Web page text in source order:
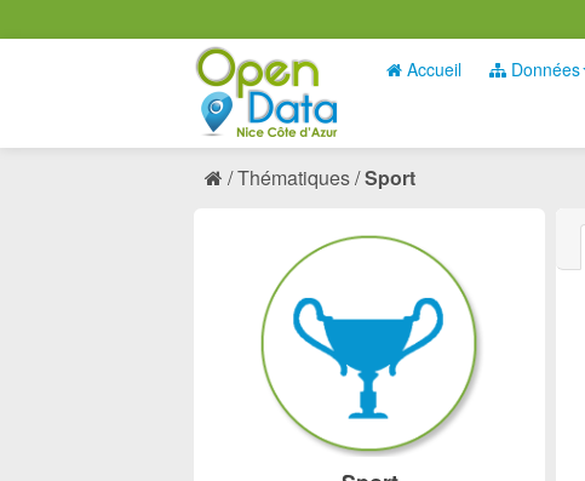
Accueil Données
Thématiques Sport